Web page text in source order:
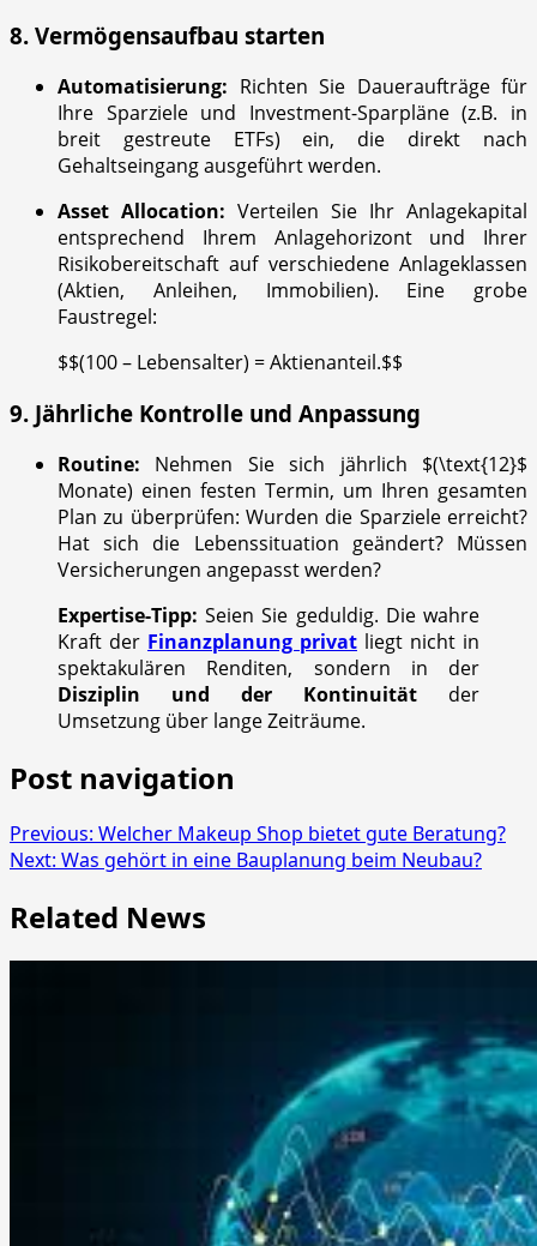
8. Vermögensaufbau starten
Automatisierung: Richten Sie Daueraufträge für
Ihre Sparziele und Investment-Sparpläne (z.B. in
breit gestreute ETFs) ein, die direkt nach
Gehaltseingang ausgeführt werden.
Asset Allocation: Verteilen Sie Ihr Anlagekapital
entsprechend Ihrem Anlagehorizont und Ihrer
Risikobereitschaft auf verschiedene Anlageklassen
(Aktien, Anleihen, Immobilien). Eine grobe
Faustregel:
$$(100 – Lebensalter) = Aktienanteil.$$
9. Jährliche Kontrolle und Anpassung
Routine: Nehmen Sie sich jährlich $(\text{12}$
Monate) einen festen Termin, um Ihren gesamten
Plan zu überprüfen: Wurden die Sparziele erreicht?
Hat sich die Lebenssituation geändert? Müssen
Versicherungen angepasst werden?
Expertise-Tipp: Seien Sie geduldig. Die wahre
Kraft der Finanzplanung privat liegt nicht in
spektakulären Renditen, sondern in der
Disziplin und der Kontinuität der
Umsetzung über lange Zeiträume.
Post navigation
Previous: Welcher Makeup Shop bietet gute Beratung?
Next: Was gehört in eine Bauplanung beim Neubau?
Related News